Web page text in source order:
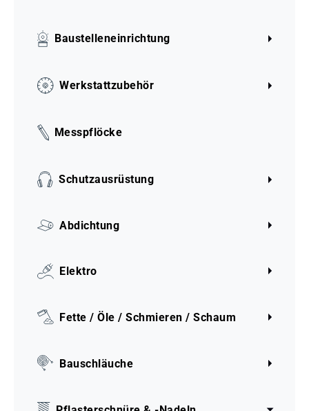
Baustelleneinrichtung
Werkstattzubehör
Messpflöcke
Schutzausrüstung
Abdichtung
Elektro
Fette / Öle / Schmieren / Schaum
Bauschläuche